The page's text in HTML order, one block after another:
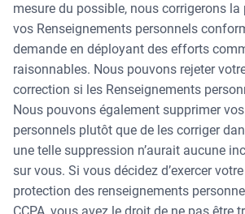
mesure du possible, nous corrigerons la
vos Renseignements personnels
demande en déployant des efforts
raisonnables. Nous pouvons rejeter
correction si les Renseignements
Nous pouvons également supprimer
personnels plutôt que de les corriger
une telle suppression n’aurait aucune
sur vous. Si vous décidez d’exercer
protection des renseignements